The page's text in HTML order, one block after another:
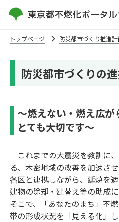
トップページ 防災都市づくり推進計
防災都市づくりの
～燃えない・燃え広
とても大切です～
これまでの大震災を教訓に
る、木密地域の改善を加速さ
各区と連携しながら、延焼を
建物の除却・建替え等の助成に
そこで、「あなたのまち」不
帯の形成状況を「見える化」